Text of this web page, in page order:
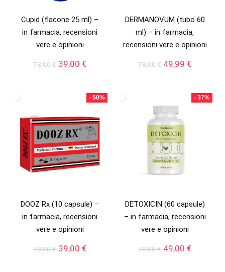
Cupid (flacone 25 ml) –
in farmacia, recensioni
vere e opinioni
78,00€ Il
78,00 €.
39,00 €Il
è:
39,00 €.
DERMANOVUM (tubo 60
ml) – in farmacia,
recensioni vere e opinioni
78,00€ Il
78,00 €.
49,99 €Il
è:
49,99 €.
- 50%
DOOZ Rx (10 capsule) –
in farmacia, recensioni
vere e opinioni
78,00€ Il
39,00 €Il
- 37%
DETOXICIN (60 capsule)
– in farmacia, recensioni
vere e opinioni
78,00€ Il
49,00 €Il